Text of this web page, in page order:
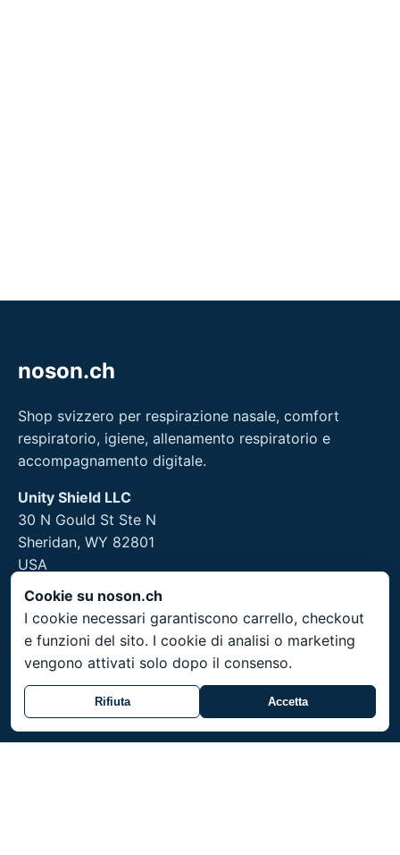
noson.ch
Shop svizzero per respirazione nasale, comfort
respiratorio, igiene, allenamento respiratorio e
accompagnamento digitale.
Unity Shield LLC
30 N Gould St Ste N
Sheridan, WY 82801
USA
Informazioni legali
Note legali
Cookie su noson.ch
I cookie necessari garantiscono carrello, checkout
e funzioni del sito. I cookie di analisi o marketing
vengono attivati solo dopo il consenso.
Rifiuta Accetta